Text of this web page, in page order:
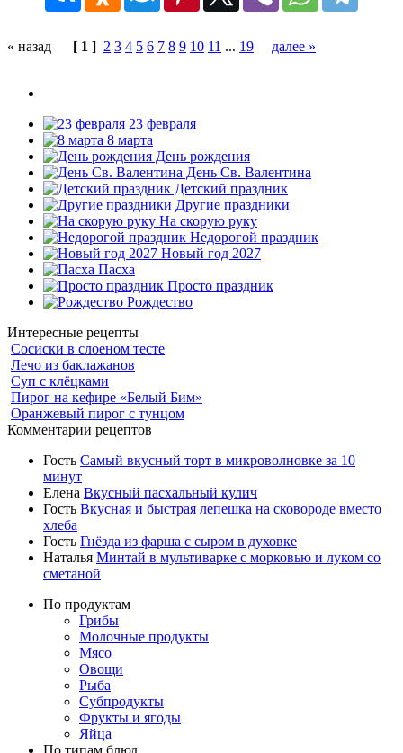
« назад [ 1 ] 2 3 4 5 6 7 8 9 10 11 ... 19 далее »
23 февраля
8 марта
День рождения
День Св. Валентина
Детский праздник
Другие праздники
На скорую руку
Недорогой праздник
Новый год 2027
Пасха
Просто праздник
Рождество
Интересные рецепты
Сосиски в слоеном тесте
Лечо из баклажанов
Суп с клёцками
Пирог на кефире «Белый Бим»
Оранжевый пирог с тунцом
Комментарии рецептов
Гость Самый вкусный торт в микроволновке за 10
минут
Елена Вкусный пасхальный кулич
Гость Вкусная и быстрая лепешка на сковороде вместо
хлеба
Гость Гнёзда из фарша с сыром в духовке
Наталья Минтай в мультиварке с морковью и луком со
сметаной
По продуктам
Грибы
Молочные продукты
Мясо
Овощи
Рыба
Субпродукты
Фрукты и ягоды
Яйца
По типам блюд